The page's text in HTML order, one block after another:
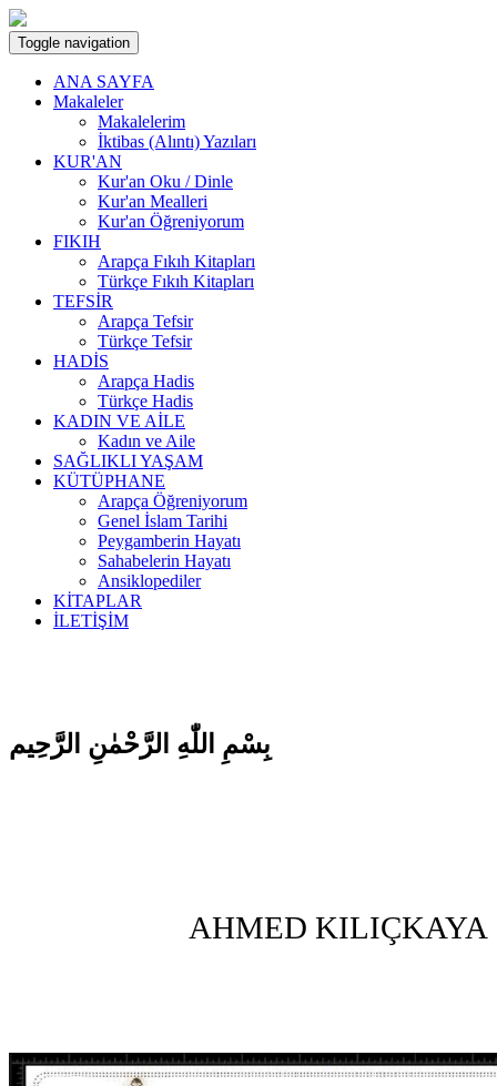
Toggle navigation
ANA SAYFA
Makaleler
Makalelerim
İktibas (Alıntı) Yazıları
KUR'AN
Kur'an Oku / Dinle
Kur'an Mealleri
Kur'an Öğreniyorum
FIKIH
Arapça Fıkıh Kitapları
Türkçe Fıkıh Kitapları
TEFSİR
Arapça Tefsir
Türkçe Tefsir
HADİS
Arapça Hadis
Türkçe Hadis
KADIN VE AİLE
Kadın ve Aile
SAĞLIKLI YAŞAM
KÜTÜPHANE
Arapça Öğreniyorum
Genel İslam Tarihi
Peygamberin Hayatı
Sahabelerin Hayatı
Ansiklopediler
KİTAPLAR
İLETİŞİM
بِسْمِ اللّٰهِ الرَّحْمٰنِ الرَّحِيم
AHMED KILIÇKAYA